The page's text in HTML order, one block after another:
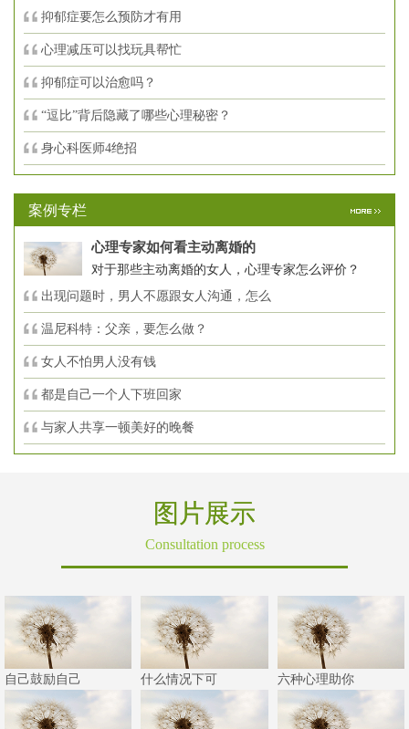
抑郁症要怎么预防才有用
心理减压可以找玩具帮忙
抑郁症可以治愈吗？
“逗比”背后隐藏了哪些心理秘密？
身心科医师4绝招
案例专栏
心理专家如何看主动离婚的
对于那些主动离婚的女人，心理专家怎么评价？
出现问题时，男人不愿跟女人沟通，怎么
温尼科特：父亲，要怎么做？
女人不怕男人没有钱
都是自己一个人下班回家
与家人共享一顿美好的晚餐
图片展示
Consultation process
自己鼓励自己 什么情况下可 六种心理助你